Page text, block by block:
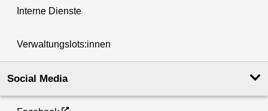
Interne Dienste
Verwaltungslots:innen
Social Media